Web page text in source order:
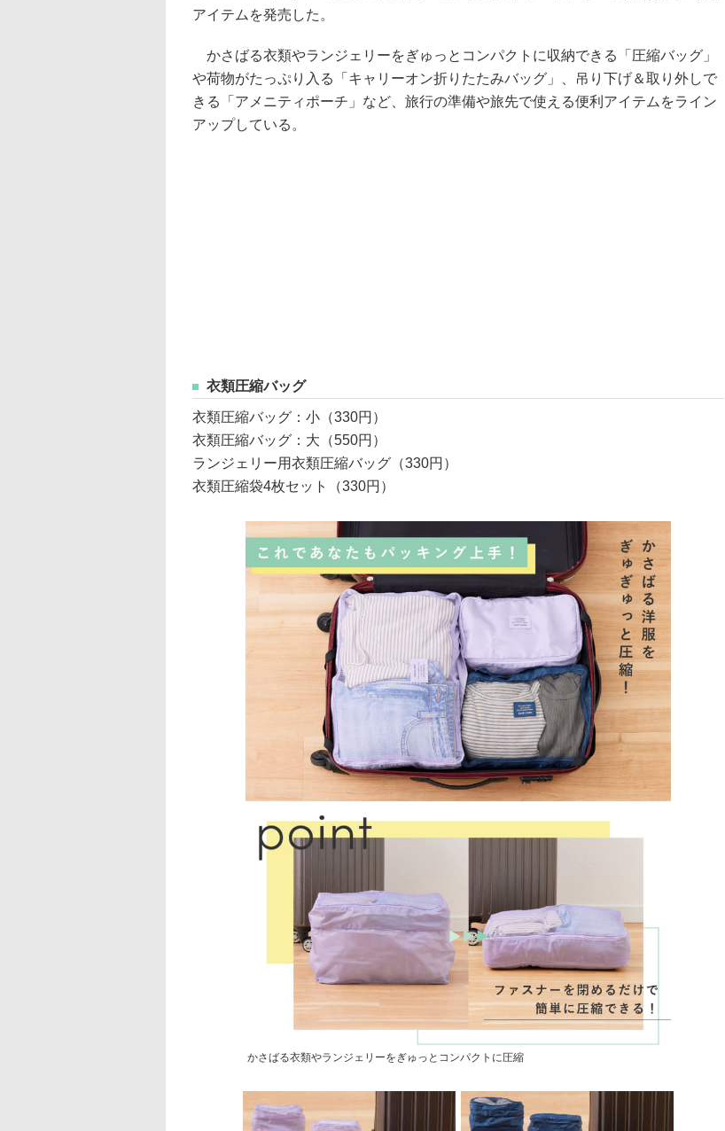
アイテムを発売した。
かさばる衣類やランジェリーをぎゅっとコンパクトに収納できる「圧縮バッグ」
や荷物がたっぷり入る「キャリーオン折りたたみバッグ」、吊り下げ＆取り外しで
きる「アメニティポーチ」など、旅行の準備や旅先で使える便利アイテムをライン
アップしている。
衣類圧縮バッグ
衣類圧縮バッグ：小（330円）
衣類圧縮バッグ：大（550円）
ランジェリー用衣類圧縮バッグ（330円）
衣類圧縮袋4枚セット（330円）
かさばる衣類やランジェリーをぎゅっとコンパクトに圧縮